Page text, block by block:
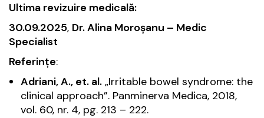
Ultima revizuire medicală:
30.09.2025, Dr. Alina Moroșanu – Medic
Specialist
Referințe:
Adriani, A., et. al. „Irritable bowel syndrome: the
clinical approach”. Panminerva Medica, 2018,
vol. 60, nr. 4, pg. 213 – 222.